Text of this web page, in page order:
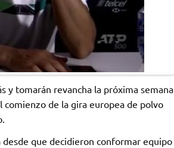
y tomarán revancha la próxima semana
de la gira europea de polvo
que decidieron conformar equipo